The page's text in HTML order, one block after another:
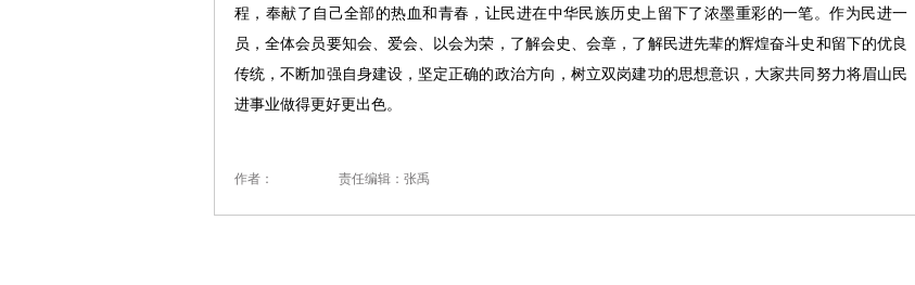
程，奉献了自己全部的热血和青春，让民进在中华民族历史上留下了浓墨重彩的一笔。作为民进一
员，全体会员要知会、爱会、以会为荣，了解会史、会章，了解民进先辈的辉煌奋斗史和留下的优良
传统，不断加强自身建设，坚定正确的政治方向，树立双岗建功的思想意识，大家共同努力将眉山民
进事业做得更好更出色。
作者： 责任编辑：张禹